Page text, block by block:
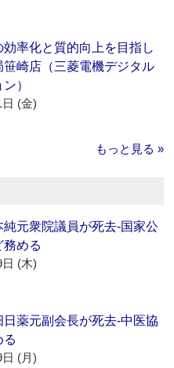
効率化と質的向上を目指し
笹崎店（三菱電機デジタル
）
(金)
もっと見る »
純元衆院議員が死去‐国家公
務める
(木)
日薬元副会長が死去‐中医協
る
(月)